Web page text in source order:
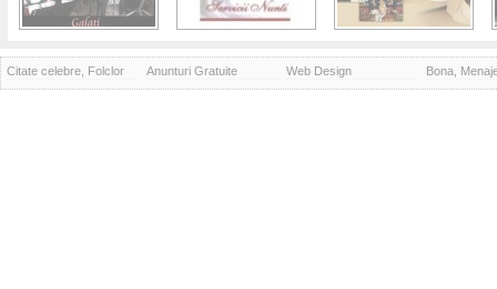
Citate celebre, Folclor Anunturi Gratuite Web Design Bona,